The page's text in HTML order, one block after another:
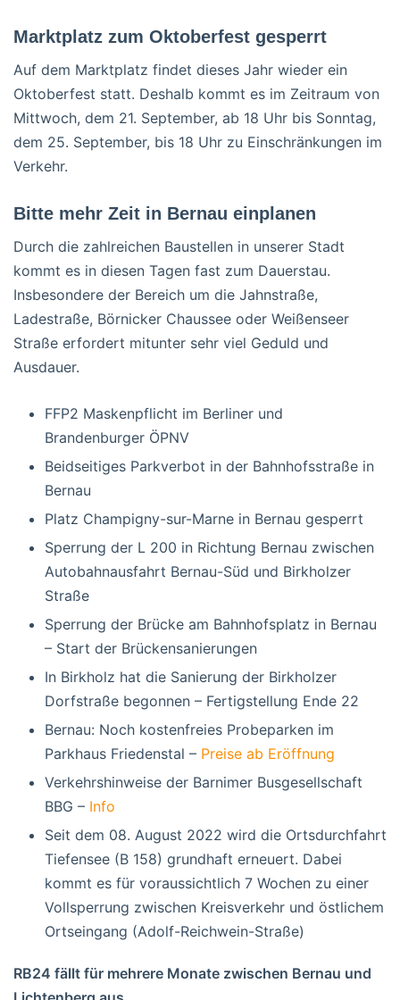
Marktplatz zum Oktoberfest gesperrt
Auf dem Marktplatz findet dieses Jahr wieder ein
Oktoberfest statt. Deshalb kommt es im Zeitraum von
Mittwoch, dem 21. September, ab 18 Uhr bis Sonntag,
dem 25. September, bis 18 Uhr zu Einschränkungen im
Verkehr.
Bitte mehr Zeit in Bernau einplanen
Durch die zahlreichen Baustellen in unserer Stadt
kommt es in diesen Tagen fast zum Dauerstau.
Insbesondere der Bereich um die Jahnstraße,
Ladestraße, Börnicker Chaussee oder Weißenseer
Straße erfordert mitunter sehr viel Geduld und
Ausdauer.
FFP2 Maskenpflicht im Berliner und
Brandenburger ÖPNV
Beidseitiges Parkverbot in der Bahnhofsstraße in
Bernau
Platz Champigny-sur-Marne in Bernau gesperrt
Sperrung der L 200 in Richtung Bernau zwischen
Autobahnausfahrt Bernau-Süd und Birkholzer
Straße
Sperrung der Brücke am Bahnhofsplatz in Bernau
– Start der Brückensanierungen
In Birkholz hat die Sanierung der Birkholzer
Dorfstraße begonnen – Fertigstellung Ende 22
Bernau: Noch kostenfreies Probeparken im
Parkhaus Friedenstal – Preise ab Eröffnung
Verkehrshinweise der Barnimer Busgesellschaft
BBG – Info
Seit dem 08. August 2022 wird die Ortsdurchfahrt
Tiefensee (B 158) grundhaft erneuert. Dabei
kommt es für voraussichtlich 7 Wochen zu einer
Vollsperrung zwischen Kreisverkehr und östlichem
Ortseingang (Adolf-Reichwein-Straße)
RB24 fällt für mehrere Monate zwischen Bernau und